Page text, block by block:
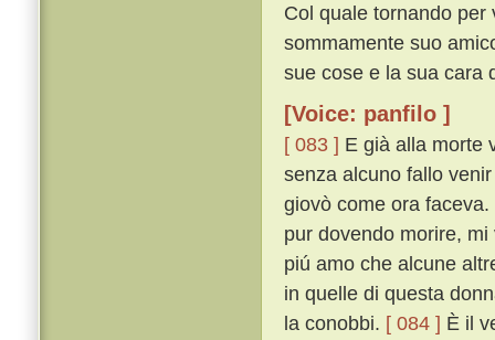
Col quale tornando
sommamente suo
sue cose e la sua cara
[Voice: panfilo ]
[ 083 ] E già alla morte
senza alcuno fallo
giovò come ora
pur dovendo morire,
piú amo che alcune
in quelle di questa
la conobbi. [ 084 ] È il